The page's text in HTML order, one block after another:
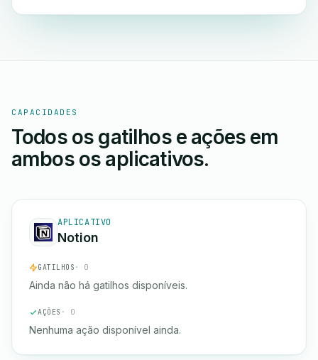
CAPACIDADES
Todos os gatilhos e ações em
ambos os aplicativos.
APLICATIVO
Notion
GATILHOS · 0
Ainda não há gatilhos disponíveis.
AÇÕES · 0
Nenhuma ação disponível ainda.